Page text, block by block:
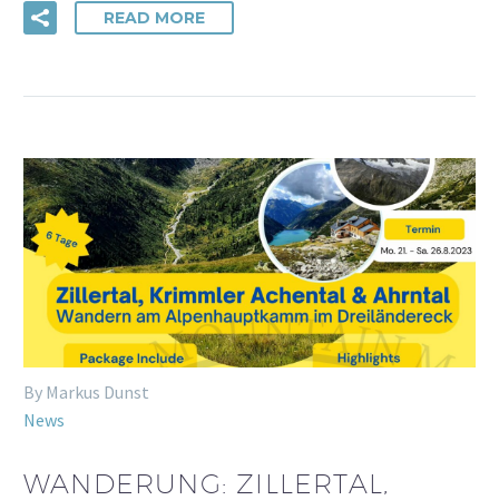
READ MORE
By Markus Dunst
News
WANDERUNG: ZILLERTAL,